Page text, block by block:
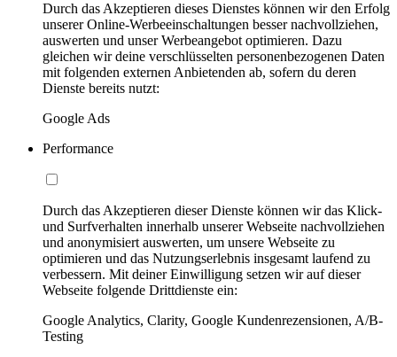
Durch das Akzeptieren dieses Dienstes können wir den Erfolg
unserer Online-Werbeeinschaltungen besser nachvollziehen,
auswerten und unser Werbeangebot optimieren. Dazu
gleichen wir deine verschlüsselten personenbezogenen Daten
mit folgenden externen Anbietenden ab, sofern du deren
Dienste bereits nutzt:
Google Ads
Performance
Durch das Akzeptieren dieser Dienste können wir das Klick-
und Surfverhalten innerhalb unserer Webseite nachvollziehen
und anonymisiert auswerten, um unsere Webseite zu
optimieren und das Nutzungserlebnis insgesamt laufend zu
verbessern. Mit deiner Einwilligung setzen wir auf dieser
Webseite folgende Drittdienste ein:
Google Analytics, Clarity, Google Kundenrezensionen, A/B-
Testing